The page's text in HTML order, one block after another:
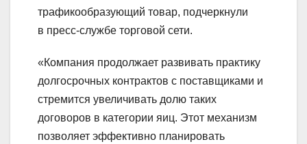
трафикообразующий товар, подчеркнули
в пресс-службе торговой сети.
«Компания продолжает развивать практику
долгосрочных контрактов с поставщиками и
стремится увеличивать долю таких
договоров в категории яиц. Этот механизм
позволяет эффективно планировать